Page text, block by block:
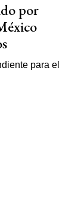
por